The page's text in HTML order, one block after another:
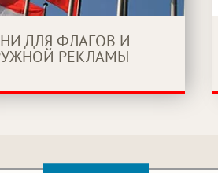
ДЛЯ ФЛАГОВ И
РЕКЛАМЫ